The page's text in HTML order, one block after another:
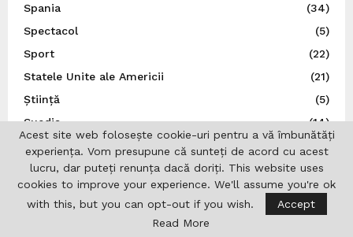
Spania
(34)
Spectacol
(5)
Sport
(22)
Statele Unite ale Americii
(21)
Știință
(5)
Suedia
(14)
Ţările de Jos
Teatru
(22)
Traducător autorizat
(1)
(3)
Acest site web folosește cookie-uri pentru a vă îmbunătăți
experiența. Vom presupune că sunteți de acord cu acest
lucru, dar puteți renunța dacă doriți. This website uses
cookies to improve your experience. We'll assume you're ok
with this, but you can opt-out if you wish.
Accept
Read More